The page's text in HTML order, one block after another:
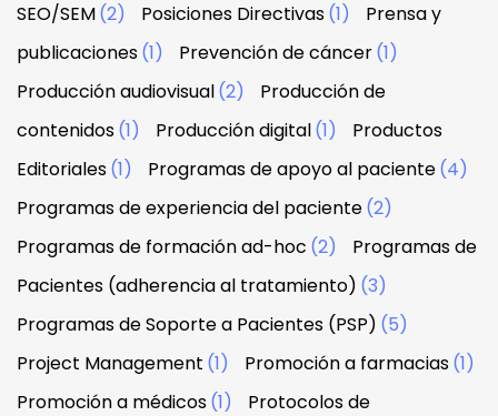
SEO/SEM(2) Posiciones Directivas(1)
Prensa y
publicaciones(1) Prevención de cáncer(1)
Producción audiovisual(2)
Producción de
contenidos(1) Producción digital(1)
Productos
Editoriales(1) Programas de apoyo al paciente(4)
Programas de experiencia del paciente(2)
Programas de formación ad-hoc (2)
Programas de
Pacientes (adherencia al tratamiento) (3)
Programas de Soporte a Pacientes (PSP) (5)
Project Management (1) Promoción a farmacias(1)
Promoción a médicos(1)
Protocolos de